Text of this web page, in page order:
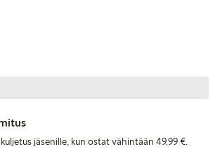
jäsenille, kun ostat vähintään 49,99 €.